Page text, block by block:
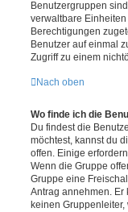
Benutzergruppen
verwaltbare
Berechtigungen
Benutzer auf einmal
Zugriff zu einem
Nach oben
Wo finde ich die
Du findest die
möchtest, kannst du
offen. Einige
Wenn die Gruppe
Gruppe eine
Antrag annehmen. Er
keinen